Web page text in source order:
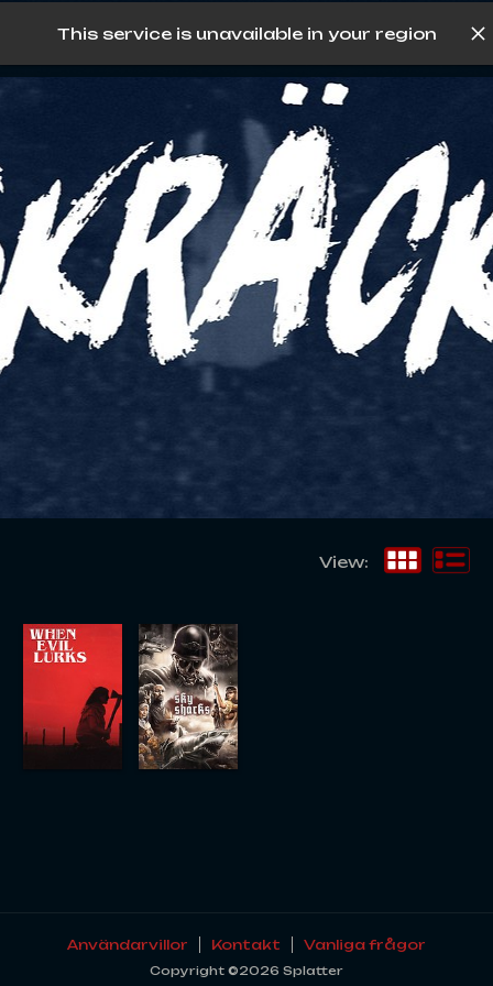
Log in
This service is unavailable in your region
View:
Användarvillor Kontakt Vanliga frågor
Copyright ©2026 Splatter